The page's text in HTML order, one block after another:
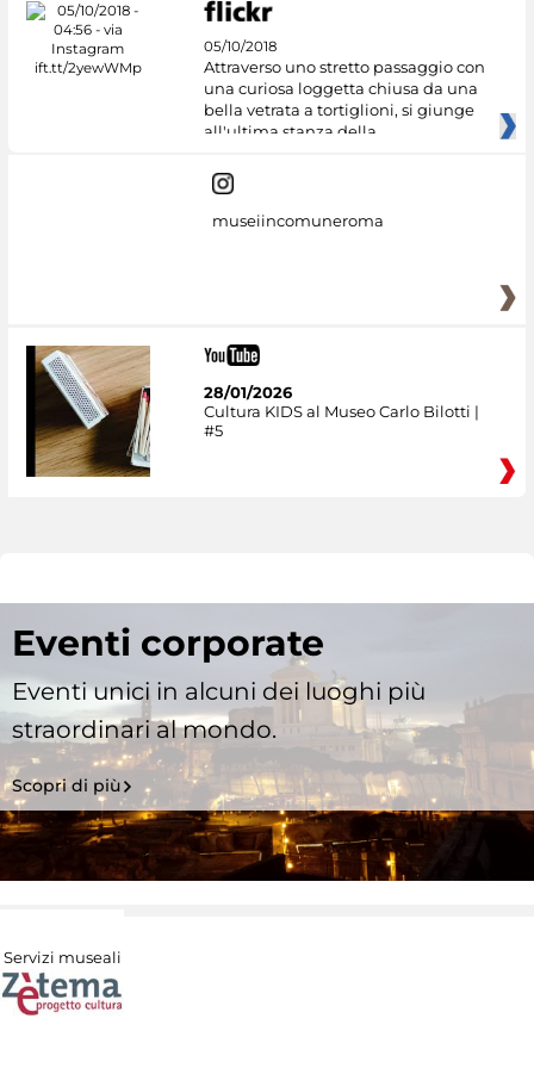
05/10/2018
Attraverso uno stretto passaggio con
una curiosa loggetta chiusa da una
bella vetrata a tortiglioni, si giunge
all'ultima stanza della
museiincomuneroma
28/01/2026
Cultura KIDS al Museo Carlo Bilotti |
#5
Eventi corporate
Eventi unici in alcuni dei luoghi più
straordinari al mondo.
Scopri di più
Servizi museali